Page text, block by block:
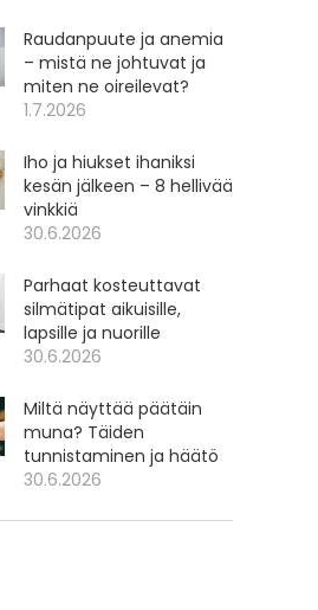
Raudanpuute ja anemia
– mistä ne johtuvat ja
miten ne oireilevat?
1.7.2026
Iho ja hiukset ihaniksi
kesän jälkeen – 8 hellivää
vinkkiä
30.6.2026
Parhaat kosteuttavat
silmätipat aikuisille,
lapsille ja nuorille
30.6.2026
Miltä näyttää päätäin
muna? Täiden
tunnistaminen ja häätö
30.6.2026